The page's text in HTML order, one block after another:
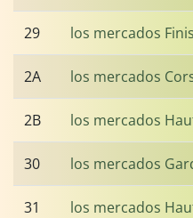
29 los mercados
2A los mercados
2B los mercados
30 los mercados
31 los mercados